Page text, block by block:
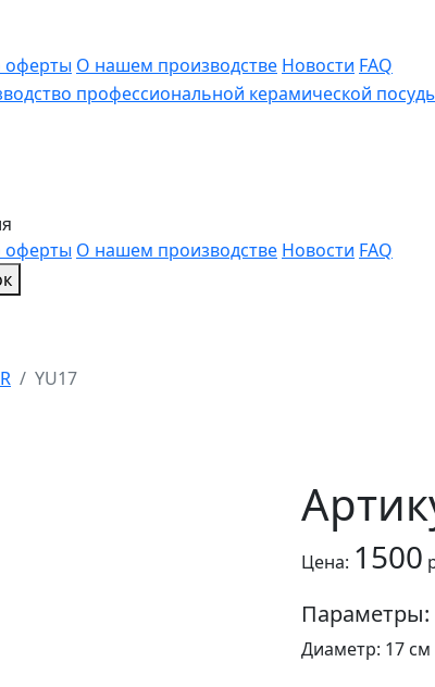
оферты О нашем производстве Новости FAQ
оферты О нашем производстве Новости FAQ
YU17
Цена: 1500
Параметры:
Диаметр: 17 см